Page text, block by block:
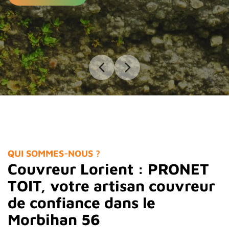
QUI SOMMES-NOUS ?
Couvreur Lorient : PRONET
TOIT, votre artisan couvreur
de confiance dans le
Morbihan 56